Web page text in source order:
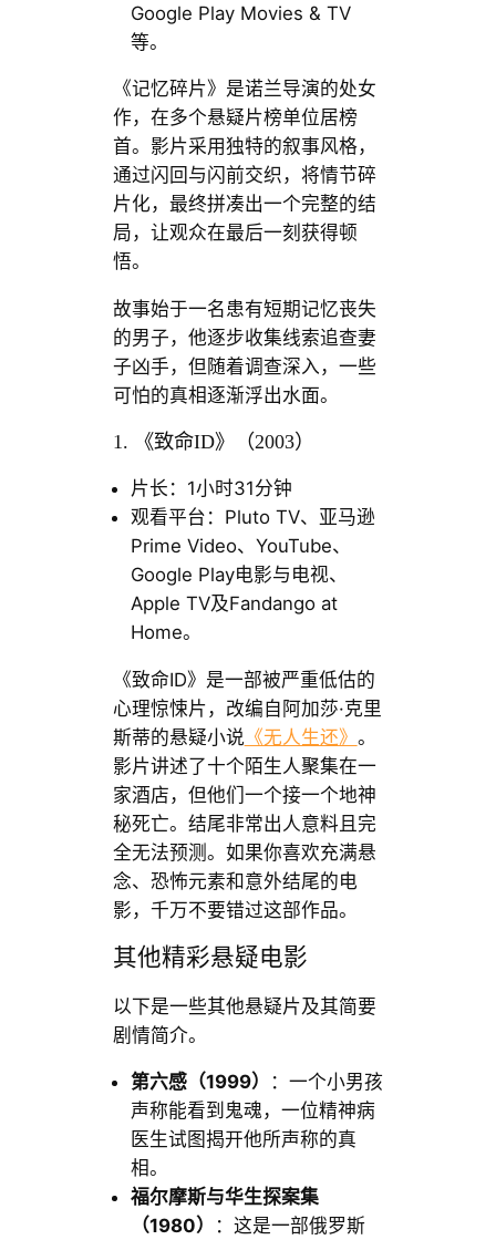
Google Play Movies & TV
等。
《记忆碎片》是诺兰导演的处女
作，在多个悬疑片榜单位居榜
首。影片采用独特的叙事风格，
通过闪回与闪前交织，将情节碎
片化，最终拼凑出一个完整的结
局，让观众在最后一刻获得顿
悟。
故事始于一名患有短期记忆丧失
的男子，他逐步收集线索追查妻
子凶手，但随着调查深入，一些
可怕的真相逐渐浮出水面。
1. 《致命ID》（2003）
片长：1小时31分钟
观看平台：Pluto TV、亚马逊
Prime Video、YouTube、
Google Play电影与电视、
Apple TV及Fandango at
Home。
《致命ID》是一部被严重低估的
心理惊悚片，改编自阿加莎·克里
斯蒂的悬疑小说 《无人生还》 。
影片讲述了十个陌生人聚集在一
家酒店，但他们一个接一个地神
秘死亡。结尾非常出人意料且完
全无法预测。如果你喜欢充满悬
念、恐怖元素和意外结尾的电
影，千万不要错过这部作品。
其他精彩悬疑电影
以下是一些其他悬疑片及其简要
剧情简介。
第六感（1999）
：一个小男孩
声称能看到鬼魂，一位精神病
医生试图揭开他所声称的真
相。
福尔摩斯与华生探案集
（1980）
：这是一部俄罗斯